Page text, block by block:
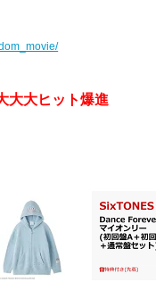
大大ヒット爆進